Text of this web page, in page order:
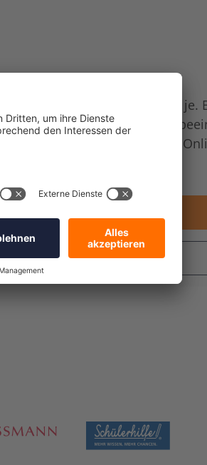
entscheidender denn je.
Vertrauen deiner Kunden
sicher, dass deine